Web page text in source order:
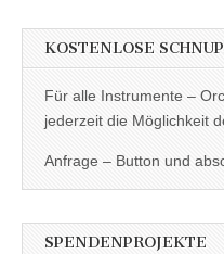
KOSTENLOSE
Für alle Instrumente –
jederzeit die Möglichkeit
Anfrage – Button und
SPENDENPROJEKTE